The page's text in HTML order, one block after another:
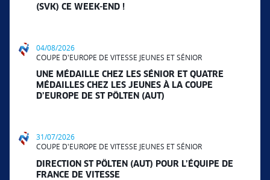
(SVK) CE WEEK-END !
04/08/2026
COUPE D'EUROPE DE VITESSE JEUNES ET SÉNIOR
UNE MÉDAILLE CHEZ LES SÉNIOR ET QUATRE
MÉDAILLES CHEZ LES JEUNES À LA COUPE
D’EUROPE DE ST PÖLTEN (AUT)
31/07/2026
COUPE D'EUROPE DE VITESSE JEUNES ET SÉNIOR
DIRECTION ST PÖLTEN (AUT) POUR L’ÉQUIPE DE
FRANCE DE VITESSE